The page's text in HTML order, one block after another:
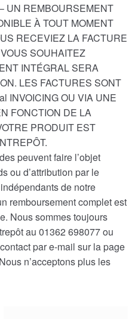
UN REMBOURSEMENT
À TOUT MOMENT
RECEVIEZ LA FACTURE
SOUHAITEZ
INTÉGRAL SERA
LES FACTURES SONT
INVOICING OU VIA UNE
FONCTION DE LA
PRODUIT EST
peuvent faire l’objet
ou d’attribution par le
de notre
remboursement complet est
Nous sommes toujours
au 01362 698077 ou
par e-mail sur la page
n’acceptons plus les